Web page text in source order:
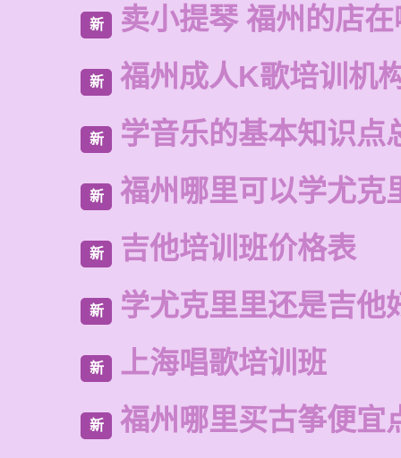
新 卖小提琴 福州的店
新 福州成人K歌培训机
新 学音乐的基本知识点
新 福州哪里可以学尤克
新 吉他培训班价格表
新 学尤克里里还是吉他
新 上海唱歌培训班
新 福州哪里买古筝便宜